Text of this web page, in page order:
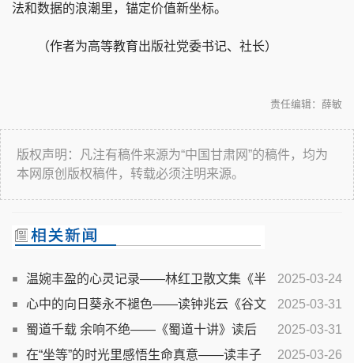
法和数据的浪潮里，锚定价值新坐标。
（作者为高等教育出版社党委书记、社长）
责任编辑：薛敏
版权声明：凡注有稿件来源为“中国甘肃网”的稿件，均为
本网原创版权稿件，转载必须注明来源。
2025-03-24
温婉丰盈的心灵记录——林红卫散文集《半
城月光半城河》阅读随感
2025-03-31
心中的向日葵永不褪色——读钟兆云《谷文
昌：只为百姓梦圆》
2025-03-31
蜀道千载 余响不绝——《蜀道十讲》读后
2025-03-26
在“坐等”的时光里感悟生命真意——读丰子